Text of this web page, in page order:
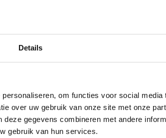
Details
om functies voor social media
over uw gebruik van onze site met onze
gegevens combineren met andere
gebruik van hun services.
boterzacht en
10% korting op je
eerste bestelling*
VOORNAAM*